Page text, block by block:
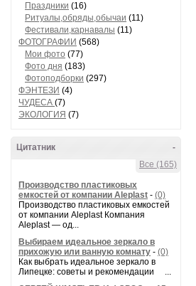
Праздники (16)
Ритуалы,обряды,обычаи (11)
Фестивали,карнавалы (11)
ФОТОГРАФИИ (568)
Мои фото (77)
Фото дня (183)
Фотоподборки (297)
ФЭНТЕЗИ (4)
ЧУДЕСА (7)
ЭКОЛОГИЯ (7)
-
Цитатник
Все (165)
Производство пластиковых
емкостей от компании Aleplast - (0)
Производство пластиковых емкостей
от компании Aleplast Компания
Aleplast — од...
Выбираем идеальное зеркало в
прихожую или ванную комнату - (0)
Как выбрать идеальное зеркало в
Липецке: советы и рекомендации ...